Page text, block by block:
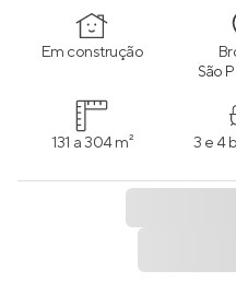
Em construção
São
131 a 304 m² 3 e 4